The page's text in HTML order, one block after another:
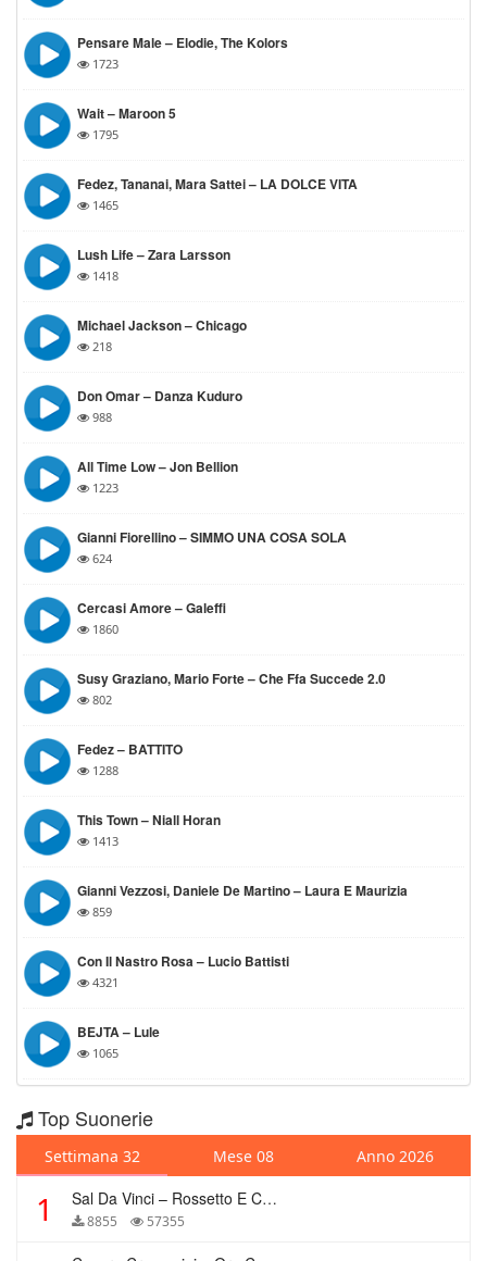
Pensare Male – Elodie, The Kolors
1723
Wait – Maroon 5
1795
Fedez, Tananai, Mara Sattei – LA DOLCE VITA
1465
Lush Life – Zara Larsson
1418
Michael Jackson – Chicago
218
Don Omar – Danza Kuduro
988
All Time Low – Jon Bellion
1223
Gianni Fiorellino – SIMMO UNA COSA SOLA
624
Cercasi Amore – Galeffi
1860
Susy Graziano, Mario Forte – Che Ffa Succede 2.0
802
Fedez – BATTITO
1288
This Town – Niall Horan
1413
Gianni Vezzosi, Daniele De Martino – Laura E Maurizia
859
Con Il Nastro Rosa – Lucio Battisti
4321
BEJTA – Lule
1065
Top Suonerie
Settimana 32 Mese 08 Anno 2026
1 Sal Da Vinci – Rossetto E Caffè
8855 57355